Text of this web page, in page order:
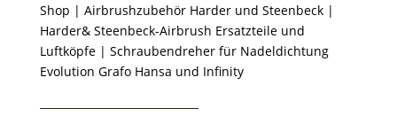
Shop | Airbrushzubehör Harder und Steenbeck|
Harder& Steenbeck-Airbrush Ersatzteile und
Luftköpfe| Schraubendreher für Nadeldichtung
Evolution Grafo Hansa und Infinity